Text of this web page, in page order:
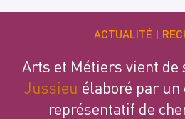
ACTUALITÉ
Arts et Métiers vient de
Jussieu élaboré par
représentatif de